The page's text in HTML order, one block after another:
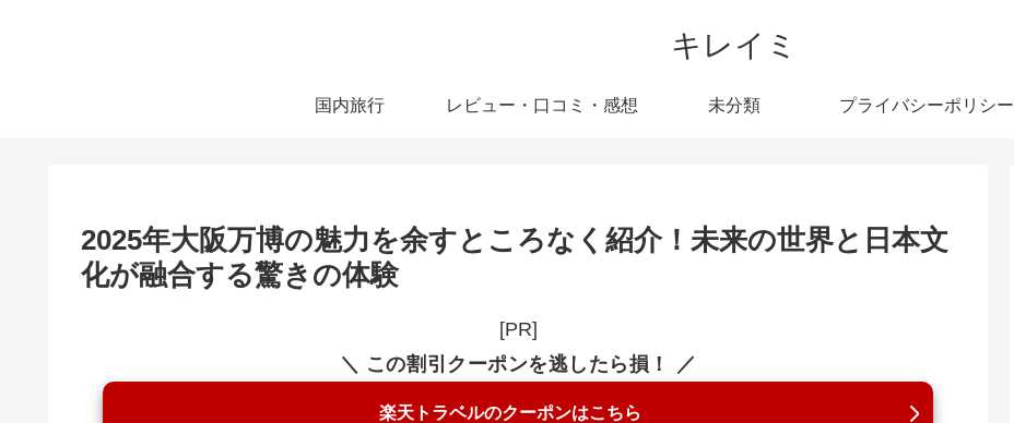
キレイミ
国内旅行 レビュー・口コミ・感想 未分類 プライバシーポリシー
2025年大阪万博の魅力を余すところなく紹介！未来の世界と日本文
化が融合する驚きの体験
[PR]
＼ この割引クーポンを逃したら損！ ／
楽天トラベルのクーポンはこちら